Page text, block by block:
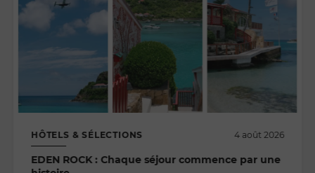
HÔTELS & SÉLECTIONS 4 août 2026
EDEN ROCK : Chaque séjour commence par une